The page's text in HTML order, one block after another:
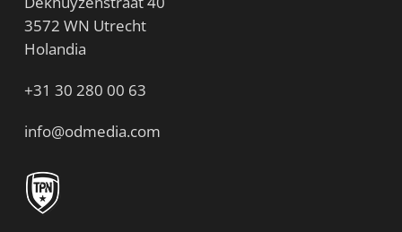
3572 WN Utrecht
Holandia
+31 30 280 00 63
info@odmedia.com